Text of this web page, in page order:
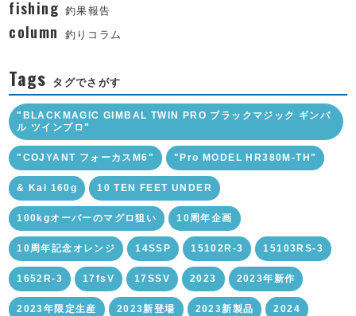
fishing 釣果報告
column 釣りコラム
Tags タグでさがす
"BLACKMAGIC GIMBAL TWIN PRO ブラックマジック ギンバ
ル ツインプロ"
"COJYANT フォーカスM6" "Pro MODEL HR380M-TH"
& Kai 160g 10 TEN FEET UNDER
100kgオーバーのマグロ狙い 10周年企画
10周年記念オレンジ 14SSP 15102R-3 15103RS-3
1652R-3 17fsV 17SSV 2023 2023年新作
2023年限定生産 2023新登場 2023新製品 2024